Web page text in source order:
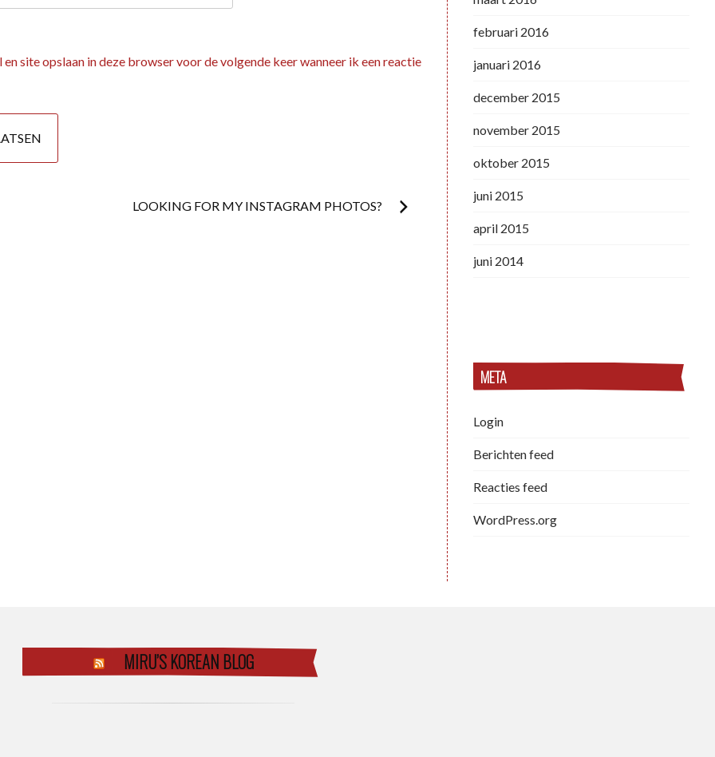
en site opslaan in deze browser voor de volgende keer wanneer ik een reactie
LOOKING FOR MY INSTAGRAM PHOTOS?
februari 2016
januari 2016
december 2015
november 2015
oktober 2015
juni 2015
april 2015
juni 2014
META
Login
Berichten feed
Reacties feed
WordPress.org
MIRU’S KOREAN BLOG